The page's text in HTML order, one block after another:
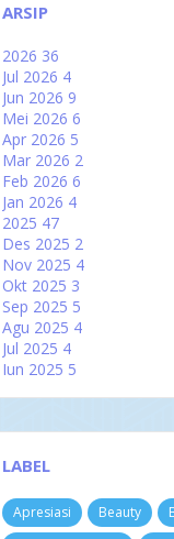
ARSIP
2026 36
Jul 2026 4
Jun 2026 9
Mei 2026 6
Apr 2026 5
Mar 2026 2
Feb 2026 6
Jan 2026 4
2025 47
Des 2025 2
Nov 2025 4
Okt 2025 3
Sep 2025 5
Agu 2025 4
Jul 2025 4
Jun 2025 5
Mar 20256
Jan 2025
Kekristenan dan
Pendidikan: Sebuah Pe...
LABEL
Apresiasi Beauty